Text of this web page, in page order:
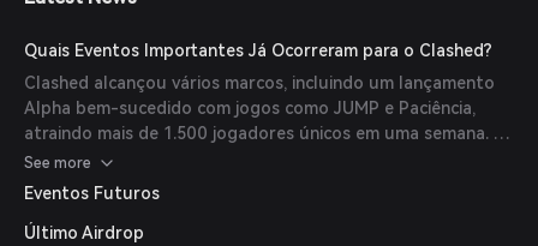
desempenho apoiadas pela YC e está envolvido em tempo
integral no espaço Web3 desde meados de 2021.
Quais Eventos Importantes Já Ocorreram para o Clashed?
Clashed alcançou vários marcos, incluindo um lançamento
Alpha bem-sucedido com jogos como JUMP e Paciência,
atraindo mais de 1.500 jogadores únicos em uma semana. A
plataforma também formou parcerias estratégicas, como
com a Game Theory, para aprimorar suas ofertas e o
See more
Eventos Futuros
Último Airdrop